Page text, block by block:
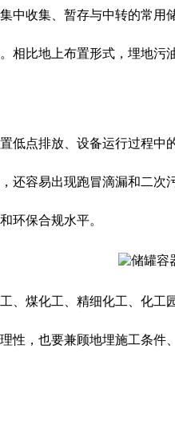
中收集、暂存与中转的常
相比地上布置形式，埋地
低点排放、设备运行过程
还容易出现跑冒滴漏和二
环保合规水平。
、煤化工、精细化工、化
性，也要兼顾地埋施工条